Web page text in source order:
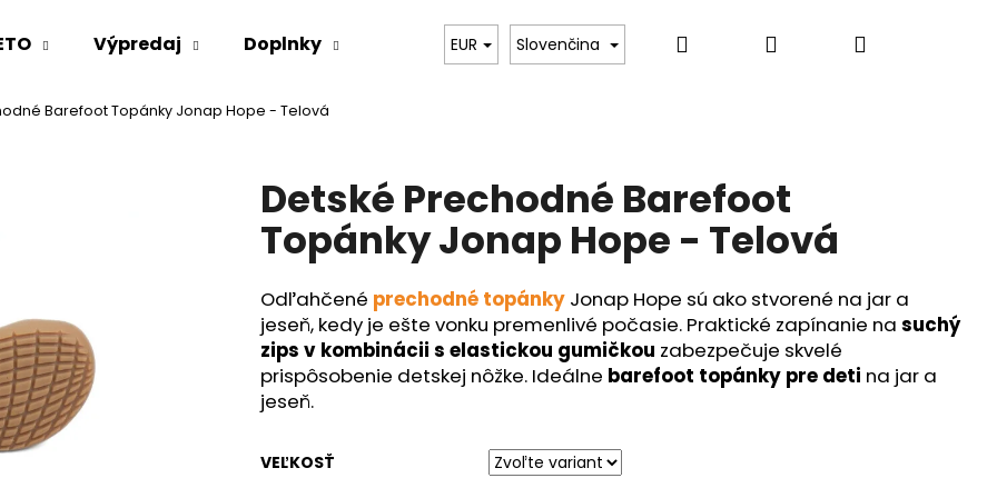
Výpredaj Doplnky Oblečenie Kontakt
EUR Slovenčina Hľadať PrihlásenieNákupný
Barefoot Topánky Jonap Hope - Telová
Detské Prechodné Barefoot
Topánky Jonap Hope - Telová
Odľahčené prechodné topánky Jonap Hope sú ako stvorené na jar a
jeseň, kedy je ešte vonku premenlivé počasie. Praktické zapínanie na suchý
zips v kombinácii s elastickou gumičkou zabezpečuje skvelé
prispôsobenie detskej nôžke. Ideálne barefoot topánky pre deti na jar a
jeseň.
VEĽKOSŤ
Čo potrebujete nájsť?
HĽADAŤ